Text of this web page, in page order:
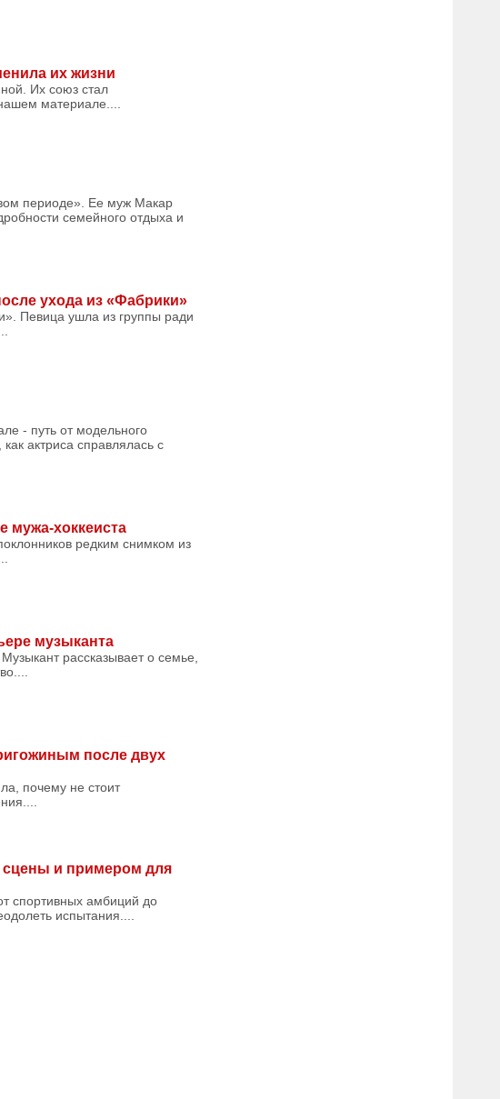
их жизни
Их союз стал
материале....
периоде». Ее муж Макар
семейного отдыха и
ухода из «Фабрики»
Певица ушла из группы ради
- путь от модельного
актриса справлялась с
мужа-хоккеиста
редким снимком из
музыканта
рассказывает о семье,
после двух
почему не стоит
сцены и примером для
спортивных амбиций до
испытания....